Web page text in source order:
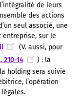
de leurs
des actions
seul associé, une
sur le
(V. aussi, pour
210-14
) : la
holding sera suivie
l’opération